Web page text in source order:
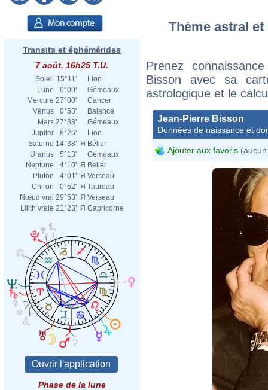
Transits et éphémérides
7 août, 16h25 T.U.
Soleil 15°11'
Lion
Lune
6°09'
Gémeaux
Mercure 27°00'
Cancer
Vénus
0°53'
Balance
Mars 27°33'
Gémeaux
Jupiter
8°26'
Lion
Saturne 14°38' Я Bélier
Uranus
5°13'
Gémeaux
Neptune
4°10' Я Bélier
Pluton
4°01' Я Verseau
Chiron
0°52' Я Taureau
Nœud vrai 29°53' Я Verseau
Lilith vraie 21°23' Я Capricorne
Phase de la lune
Thème astral
Prenez
Bisson avec sa
astrologique et le
Jean-Pierre Bisson
Données de naissance et
Ajouter aux favoris